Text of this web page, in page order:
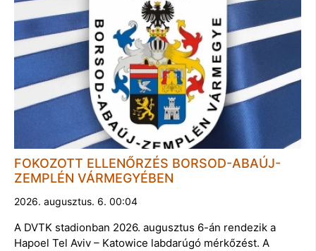
FOKOZOTT ELLENŐRZÉS BORSOD-ABAÚJ-
ZEMPLÉN VÁRMEGYÉBEN
2026. augusztus. 6. 00:04
A DVTK stadionban 2026. augusztus 6-án rendezik a
Hapoel Tel Aviv – Katowice labdarúgó mérkőzést. A